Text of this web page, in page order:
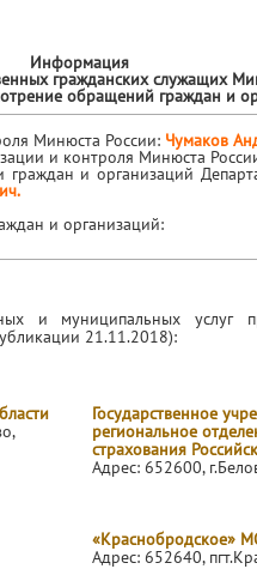
Информация
гражданских служащих
обращений граждан и
Минюста России: Чумаков
и контроля Минюста
и организаций
и организаций:
и муниципальных услуг
21.11.2018):
Государственное
региональное
страхования
Адрес: 652600,
«Краснобродское»
Адрес: 652640,